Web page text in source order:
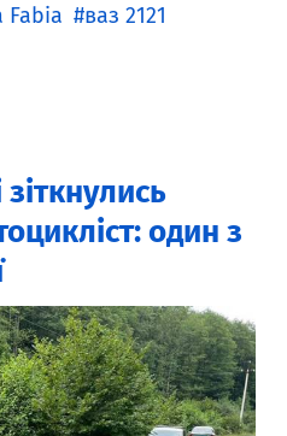
Fabia
ваз 2121
один з